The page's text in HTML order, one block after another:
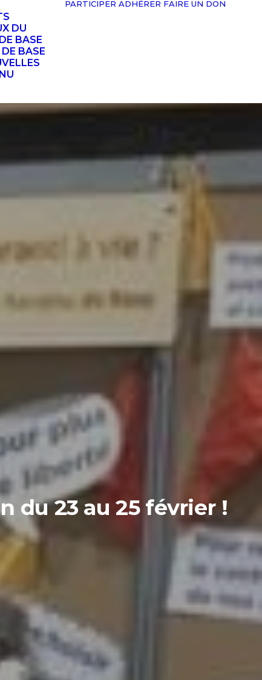
DU
BASE
BASE
PARTICIPER ADHÉRER FAIRE UN DON
du 23 au 25 février !